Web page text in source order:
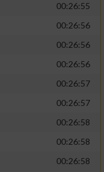
00:26:55
00:26:56
00:26:56
00:26:56
00:26:57
00:26:57
00:26:58
00:26:58
00:26:58